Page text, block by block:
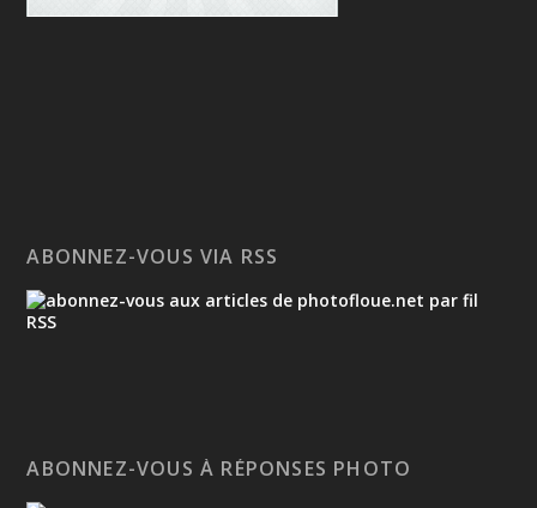
ABONNEZ-VOUS VIA RSS
ABONNEZ-VOUS À RÉPONSES PHOTO